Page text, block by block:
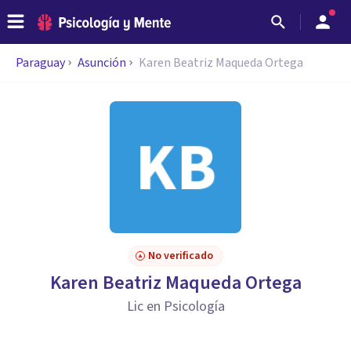
Paraguay Asunción Karen Beatriz Maqueda Ortega
No verificado
Karen Beatriz Maqueda Ortega
Lic en Psicología